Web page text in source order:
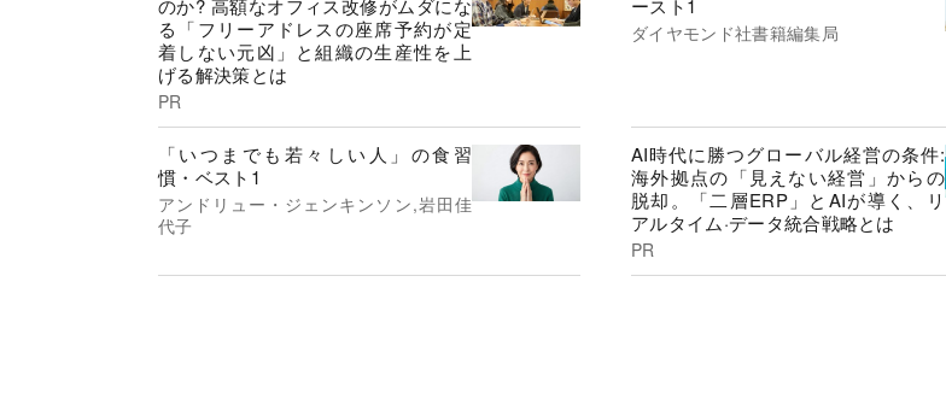
のか? 高額なオフィス改修がムダにな
る「フリーアドレスの座席予約が定
着しない元凶」と組織の生産性を上
げる解決策とは
PR
ースト1
ダイヤモンド社書籍編集局
「いつまでも若々しい人」の食習
慣・ベスト1
アンドリュー・ジェンキンソン,岩田佳
代子
AI時代に勝つグローバル経営の条件:
海外拠点の「見えない経営」からの
脱却。「二層ERP」とAIが導く、リ
アルタイム·データ統合戦略とは
PR